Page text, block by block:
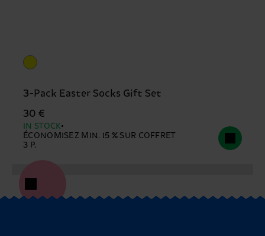
3-Pack Easter Socks Gift Set
30 €
IN STOCK
ÉCONOMISEZ MIN. 15 % SUR COFFRET
3 P.